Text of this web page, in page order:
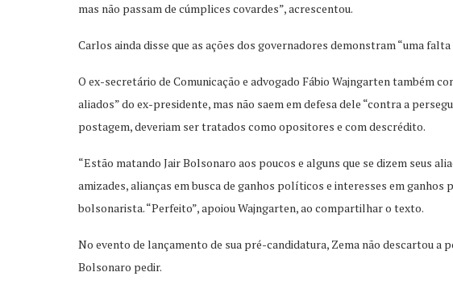
mas não passam de cúmplices covardes”, acrescentou.
Carlos ainda disse que as ações dos governadores demonstram “uma
O ex-secretário de Comunicação e advogado Fábio Wajngarten também
aliados” do ex-presidente, mas não saem em defesa dele “contra a
postagem, deveriam ser tratados como opositores e com descrédito.
“Estão matando Jair Bolsonaro aos poucos e alguns que se dizem seus
amizades, alianças em busca de ganhos políticos e interesses em ganhos
bolsonarista. “Perfeito”, apoiou Wajngarten, ao compartilhar o texto.
No evento de lançamento de sua pré-candidatura, Zema não descartou
Bolsonaro pedir.